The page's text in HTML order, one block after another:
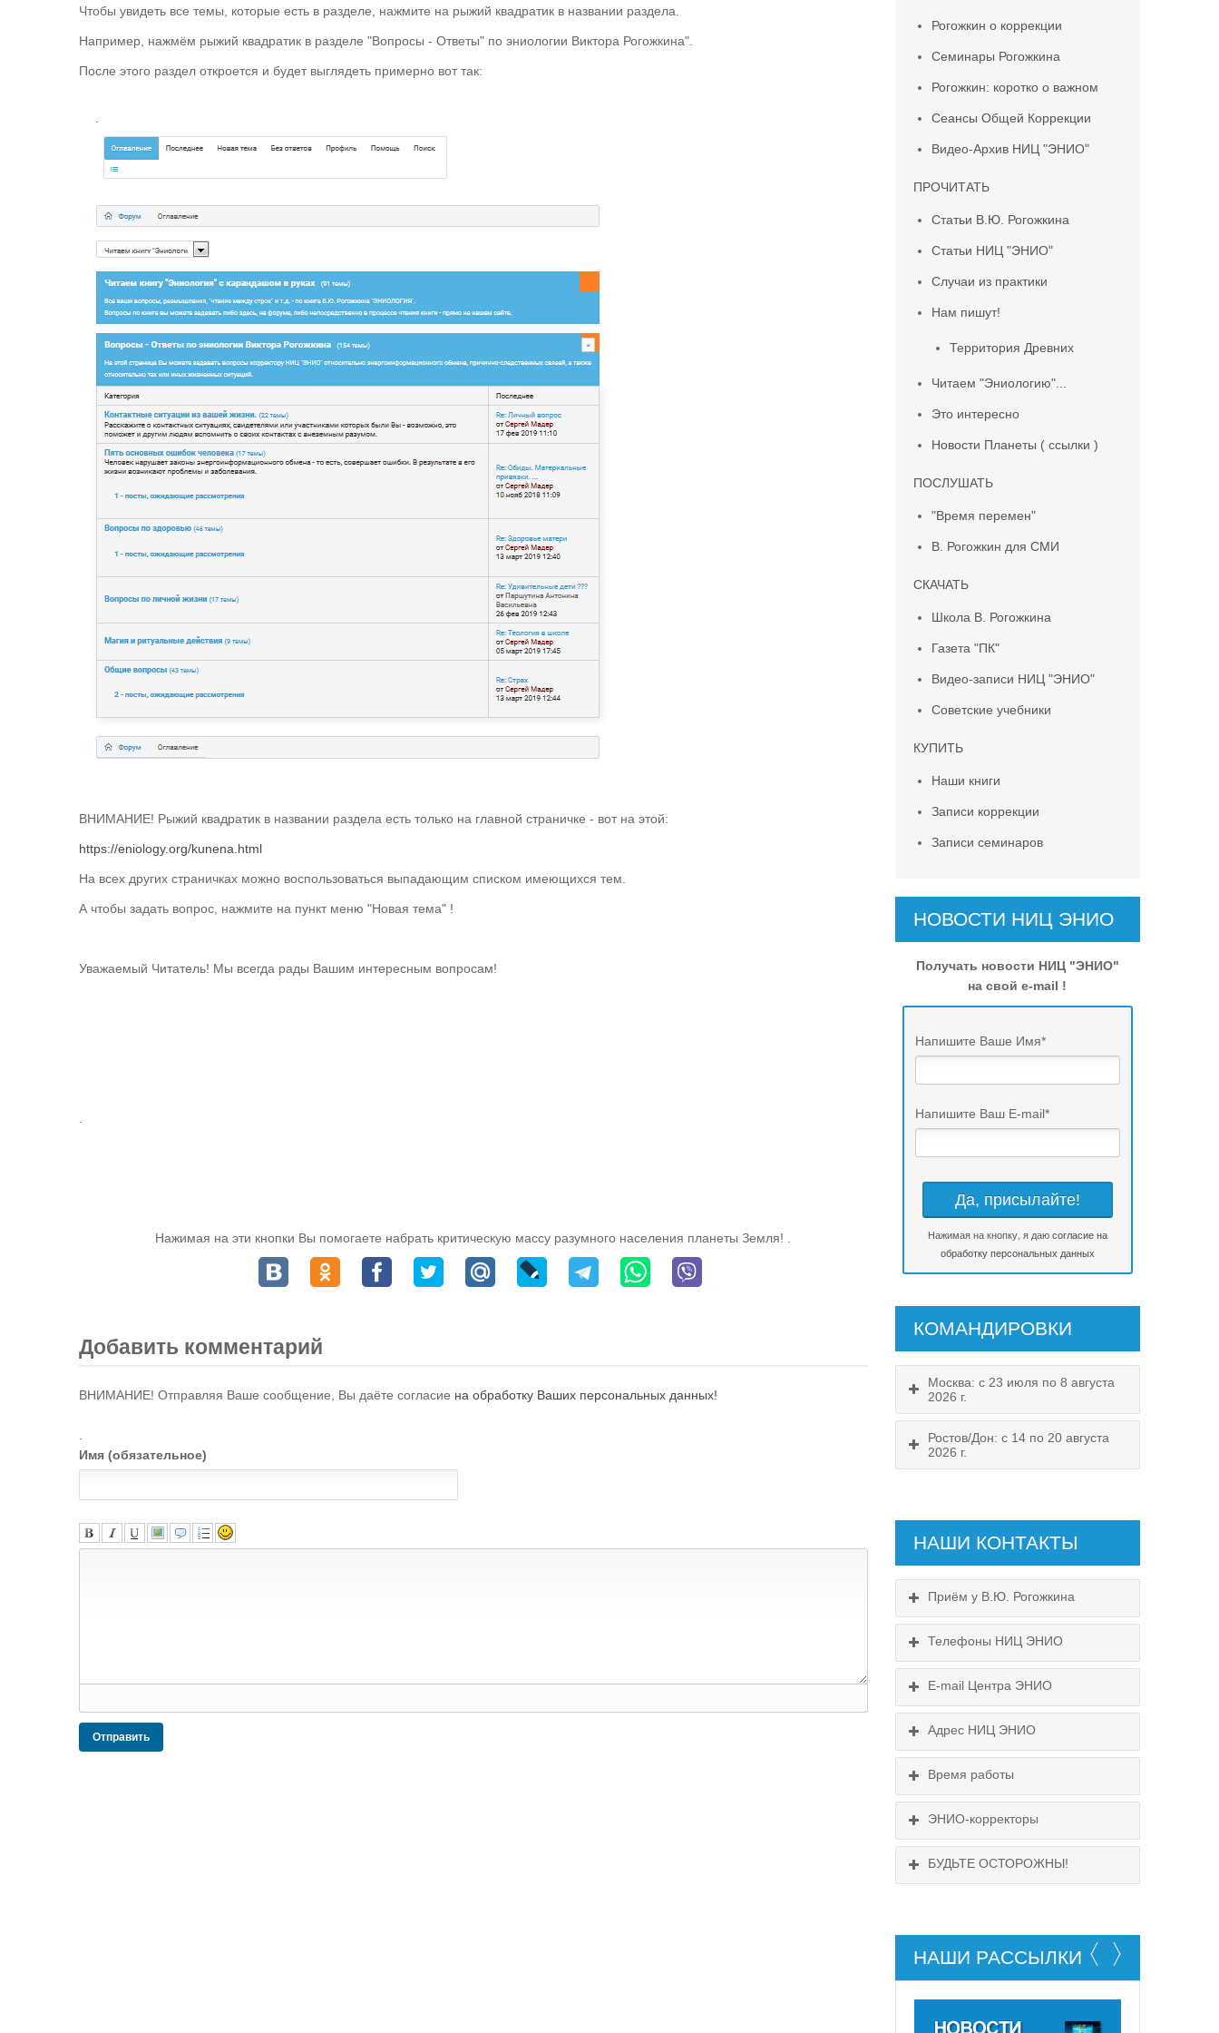
Чтобы увидеть все темы, которые есть в разделе, нажмите на рыжий квадратик в названии раздела.
Например, нажмём рыжий квадратик в разделе "Вопросы - Ответы" по эниологии Виктора Рогожкина".
После этого раздел откроется и будет выглядеть примерно вот так:
ВНИМАНИЕ! Рыжий квадратик в названии раздела есть только на главной страничке - вот на этой:
https://eniology.org/kunena.html
На всех других страничках можно воспользоваться выпадающим списком имеющихся тем.
А чтобы задать вопрос, нажмите на пункт меню "Новая тема" !
Уважаемый Читатель! Мы всегда рады Вашим интересным вопросам!
.
Нажимая на эти кнопки Вы помогаете набрать критическую массу разумного населения планеты Земля! .
Добавить комментарий
ВНИМАНИЕ! Отправляя Ваше сообщение, Вы даёте согласие на обработку Ваших персональных данных!
.
Имя (обязательное)
Отправить
Рогожкин о коррекции
Семинары Рогожкина
Рогожкин: коротко о важном
Сеансы Общей Коррекции
Видео-Архив НИЦ "ЭНИО"
ПРОЧИТАТЬ
Статьи В.Ю. Рогожкина
Статьи НИЦ "ЭНИО"
Случаи из практики
Нам пишут!
Территория Древних
Читаем "Эниологию"...
Это интересно
Новости Планеты ( ссылки )
ПОСЛУШАТЬ
"Время перемен"
В. Рогожкин для СМИ
СКАЧАТЬ
Школа В. Рогожкина
Газета "ПК"
Видео-записи НИЦ "ЭНИО"
Советские учебники
КУПИТЬ
Наши книги
Записи коррекции
Записи семинаров
НОВОСТИ НИЦ ЭНИО
Получать новости НИЦ "ЭНИО"
на свой e-mail !
Напишите Ваше Имя*
Напишите Ваш E-mail*
Нажимая на кнопку, я даюсогласие на
обработку персональных данных
КОМАНДИРОВКИ
Москва: с 23 июля по 8 августа
2026 г.
Схема проезда
Выходные:
понедельник, пятница
Ростов/Дон: с 14 по 20 августа
2026 г.
Схема проезда
Выходные:
НАШИ КОНТАКТЫ
Приём у В.Ю. Рогожкина
Подробнее...
Телефоны НИЦ ЭНИО
E-mail Центра ЭНИО
Адрес НИЦ ЭНИО
Время работы
ЭНИО-корректоры
БУДЬТЕ ОСТОРОЖНЫ!
НАШИ РАССЫЛКИ